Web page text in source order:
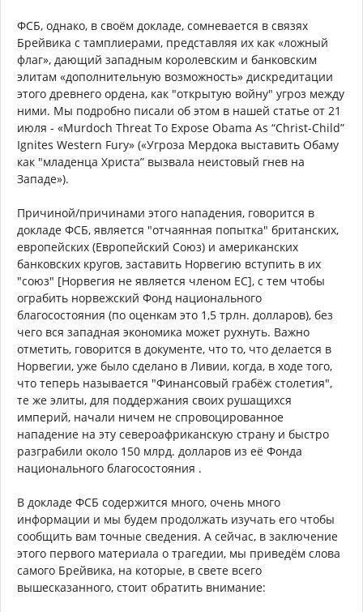
ФСБ, однако, в своём докладе, сомневается в связях
Брейвика с тамплиерами, представляя их как «ложный
флаг», дающий западным королевским и банковским
элитам «дополнительную возможность» дискредитации
этого древнего ордена, как "открытую войну" угроз между
ними. Мы подробно писали об этом в нашей статье от 21
июля - «Murdoch Threat To Expose Obama As “Christ-Child”
Ignites Western Fury» («Угроза Мердока выставить Обаму
как "младенца Христа” вызвала неистовый гнев на
Западе»).
Причиной/причинами этого нападения, говорится в
докладе ФСБ, является "отчаянная попытка" британских,
европейских (Европейский Союз) и американских
банковских кругов, заставить Норвегию вступить в их
"союз" [Норвегия не является членом ЕС], с тем чтобы
ограбить норвежский Фонд национального
благосостояния (по оценкам это 1,5 трлн. долларов), без
чего вся западная экономика может рухнуть. Важно
отметить, говорится в документе, что то, что делается в
Норвегии, уже было сделано в Ливии, когда, в ходе того,
что теперь называется "Финансовый грабёж столетия",
те же элиты, для поддержания своих рушащихся
империй, начали ничем не спровоцированное
нападение на эту североафриканскую страну и быстро
разграбили около 150 млрд. долларов из её Фонда
национального благосостояния .
В докладе ФСБ содержится много, очень много
информации и мы будем продолжать изучать его чтобы
сообщить вам точные сведения. А сейчас, в заключение
этого первого материала о трагедии, мы приведём слова
самого Брейвика, на которые, в свете всего
вышесказанного, стоит обратить внимание: